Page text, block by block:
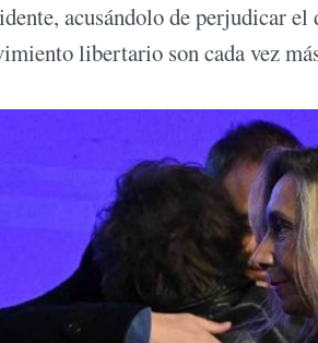
acusándolo de perjudicar
libertario son cada vez